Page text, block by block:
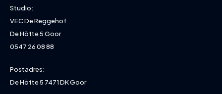
Studio:
VEC De Reggehof
De Höfte 5 Goor
0547 26 08 88
Postadres:
De Höfte 5 7471 DK Goor